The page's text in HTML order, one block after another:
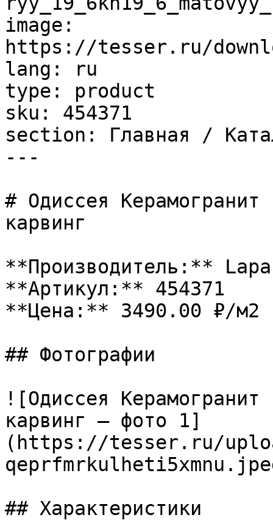
image:
https://tesser.ru/
lang: ru
type: product
sku: 454371
section: Главная /
---
# Одиссея
карвинг
**Производитель:**
**Артикул:** 454371
**Цена:** 3490.00 ₽/м2
## Фотографии
![Одиссея
карвинг — фото 1]
(https://tesser.ru/
## Характеристики